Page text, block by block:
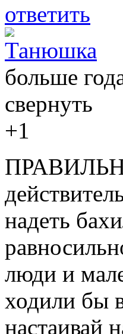
ответить
Танюшка
больше
свернуть
+1
надеть
люди и
ходили бы
настаивай